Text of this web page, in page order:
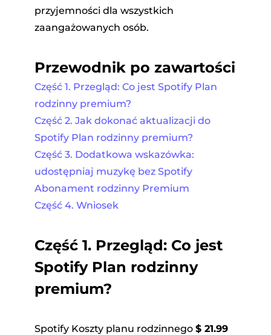
przyjemności dla wszystkich
zaangażowanych osób.
Przewodnik po zawartości
Część 1. Przegląd: Co jest Spotify Plan
rodzinny premium?
Część 2. Jak dokonać aktualizacji do
Spotify Plan rodzinny premium?
Część 3. Dodatkowa wskazówka:
udostępniaj muzykę bez Spotify
Abonament rodzinny Premium
Część 4. Wniosek
Część 1. Przegląd: Co jest
Spotify Plan rodzinny
premium?
Spotify Koszty planu rodzinnego $ 21.99